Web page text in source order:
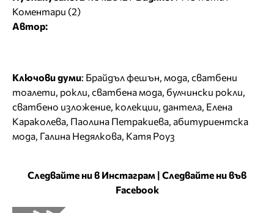
Коментари (2)
Автор:
Ключови думи: Брайдъл фешън, мода, сватбени
тоалети, рокли, сватбена мода, булчински рокли,
сватбено изложение, колекции, дантела, Елена
Караколева, Паолина Петракиева, абитуриентска
мода, Галина Недялкова, Катя Роуз
Следвайте ни в Инстаграм | Следвайте ни във
Facebook